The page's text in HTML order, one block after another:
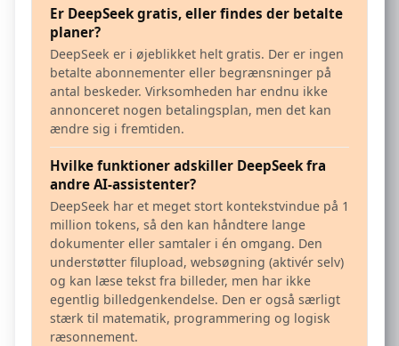
Er DeepSeek gratis, eller findes der betalte
planer?
DeepSeek er i øjeblikket helt gratis. Der er ingen
betalte abonnementer eller begrænsninger på
antal beskeder. Virksomheden har endnu ikke
annonceret nogen betalingsplan, men det kan
ændre sig i fremtiden.
Hvilke funktioner adskiller DeepSeek fra
andre AI-assistenter?
DeepSeek har et meget stort kontekstvindue på 1
million tokens, så den kan håndtere lange
dokumenter eller samtaler i én omgang. Den
understøtter filupload, websøgning (aktivér selv)
og kan læse tekst fra billeder, men har ikke
egentlig billedgenkendelse. Den er også særligt
stærk til matematik, programmering og logisk
ræsonnement.